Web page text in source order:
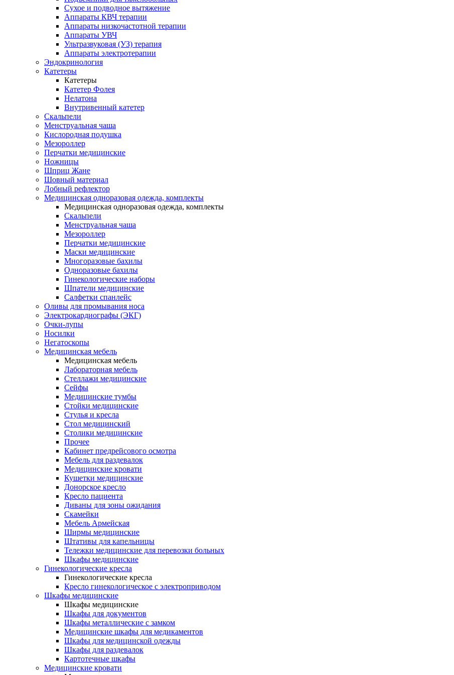
Сухое и подводное вытяжение
Аппараты КВЧ терапии
Аппараты низкочастотной терапии
Аппараты УВЧ
Ультразвуковая (УЗ) терапия
Аппараты электротерапии
Эндокринология
Катетеры
Катетеры
Катетер Фолея
Нелатона
Внутривенный катетер
Скальпели
Менструальная чаша
Кислородная подушка
Мезороллер
Перчатки медицинские
Ножницы
Шприц Жане
Шовный материал
Лобный рефлектор
Медицинская одноразовая одежда, комплекты
Медицинская одноразовая одежда, комплекты
Скальпели
Менструальная чаша
Мезороллер
Перчатки медицинские
Маски медицинские
Многоразовые бахилы
Одноразовые бахилы
Гинекологические наборы
Шпатели медицинские
Салфетки спанлейс
Оливы для промывания носа
Электрокардиографы (ЭКГ)
Очки-лупы
Носилки
Негатоскопы
Медицинская мебель
Медицинская мебель
Лабораторная мебель
Стеллажи медицинские
Сейфы
Медицинские тумбы
Стойки медицинские
Cтулья и кресла
Стол медицинский
Столики медицинские
Прочее
Кабинет предрейсового осмотра
Мебель для раздевалок
Медицинские кровати
Кушетки медицинские
Донорское кресло
Кресло пациента
Диваны для зоны ожидания
Скамейки
Мебель Армейская
Ширмы медицинские
Штативы для капельницы
Тележки медицинские для перевозки больных
Шкафы медицинские
Гинекологические кресла
Гинекологические кресла
Кресло гинекологическое с электроприводом
Шкафы медицинские
Шкафы медицинские
Шкафы для документов
Шкафы металлические с замком
Медицинские шкафы для медикаментов
Шкафы для медицинской одежды
Шкафы для раздевалок
Картотечные шкафы
Медицинские кровати